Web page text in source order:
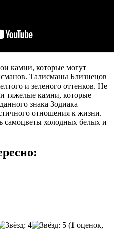
камни, которые могут
Талисманы Близнецов
и зеленого оттенков. Не
тяжелые камни, которые
знака Зодиака
отношения к жизни.
самоцветы холодных белых и
(1 оценок,